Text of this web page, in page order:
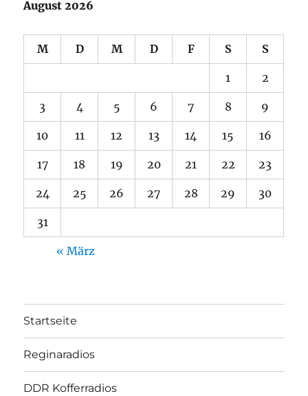
August 2026
M D M D F S S
1 2
3 4 5 6 7 8 9
10 11 12 13 14 15 16
17 18 19 20 21 22 23
24 25 26 27 28 29 30
31
« März
Startseite
Reginaradios
DDR Kofferradios